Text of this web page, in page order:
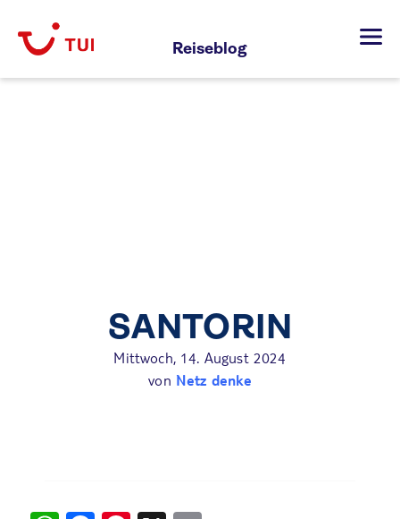
Inhalt
springen
Reiseblog
SANTORIN
Mittwoch, 14. August 2024
von Netz denke